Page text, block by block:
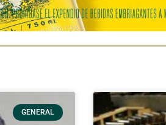
GENERAL